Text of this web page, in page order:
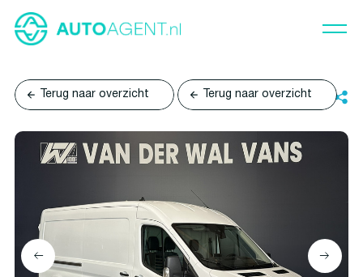
Terug naar overzicht Terug naar overzicht